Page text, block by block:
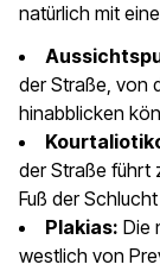
natürlich mit
der Straße, von
hinabblicken
der Straße führt
Fuß der
Plakias: Die
westlich von